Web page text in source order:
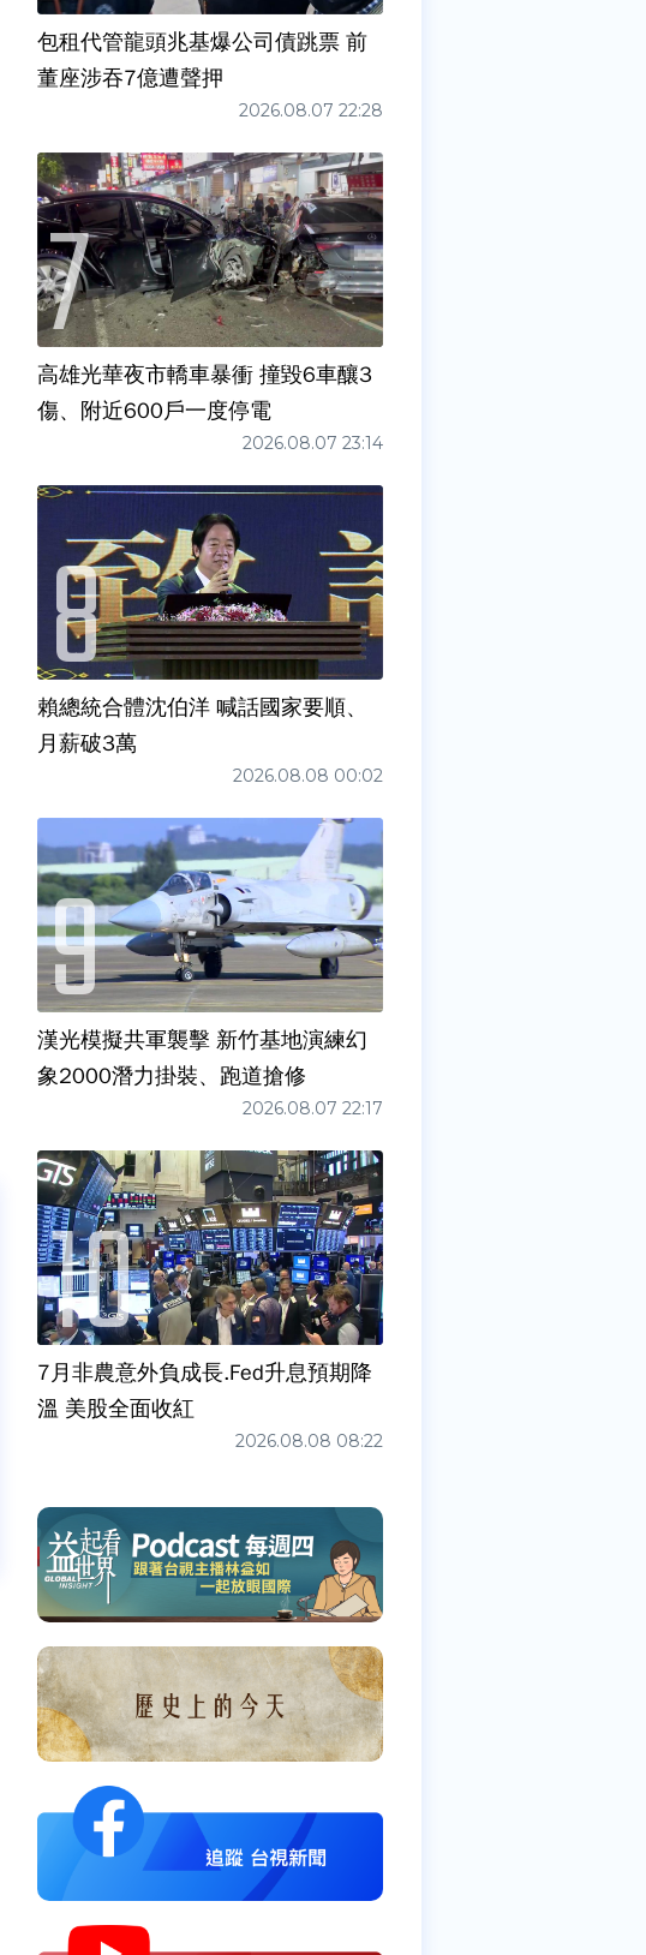
包租代管龍頭兆基爆公司債跳票 前
董座涉吞7億遭聲押
2026.08.07 22:28
高雄光華夜市轎車暴衝 撞毀6車釀3
傷、附近600戶一度停電
2026.08.07 23:14
賴總統合體沈伯洋 喊話國家要順、
月薪破3萬
2026.08.08 00:02
漢光模擬共軍襲擊 新竹基地演練幻
象2000潛力掛裝、跑道搶修
2026.08.07 22:17
7月非農意外負成長.Fed升息預期降
溫 美股全面收紅
2026.08.08 08:22